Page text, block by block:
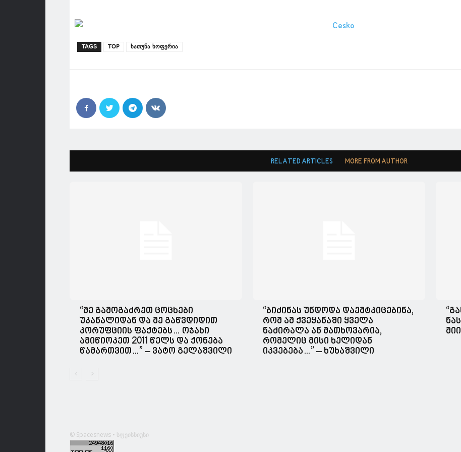
TAGS TOP ხათუნა ხოფერია
RELATED ARTICLES MORE FROM AUTHOR
“მე გამოგაძრეთ ცოცხები
უკანალიდან და მე გაწვდიდით
კორუფციის ფაქტებს… ოჯახი
ამიწიოკეთ 2011 წელს და ქონება
წამართვით…” – ვატო გელაშვილი
“ბიძინას უნდოდა დაემტკიცებინა,
რომ ამ ქვეყანაში ყველა
ნაძირალა ან მათხოვარია,
რომელიც მისი ხელიდან
იკვებება…” – ხუხაშვილი
© Spacesnews • სფეისნიუსი